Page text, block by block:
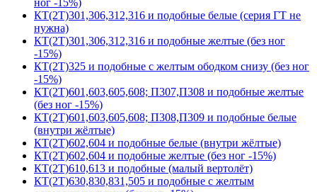
КТ(2Т)301,306,312,316 и подобные белые (серия ГТ не
нужна)
КТ(2Т)301,306,312,316 и подобные желтые (без ног
-15%)
КТ(2Т)325 и подобные с желтым ободком снизу (без ног
-15%)
КТ(2Т)601,603,605,608; П307,П308 и подобные желтые
(без ног -15%)
КТ(2Т)601,603,605,608; П308,П309 и подобные белые
(внутри жёлтые)
КТ(2Т)602,604 и подобные белые (внутри жёлтые)
КТ(2Т)602,604 и подобные желтые (без ног -15%)
КТ(2Т)610,613 и подобные (малый вертолёт)
КТ(2Т)630,830,831,505 и подобные с желтым